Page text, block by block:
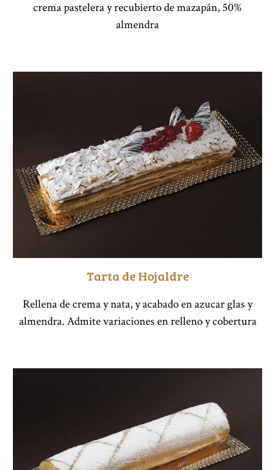
crema pastelera y recubierto de mazapán, 50%
almendra
Tarta de Hojaldre
Rellena de crema y nata, y acabado en azucar glas y
almendra. Admite variaciones en relleno y cobertura